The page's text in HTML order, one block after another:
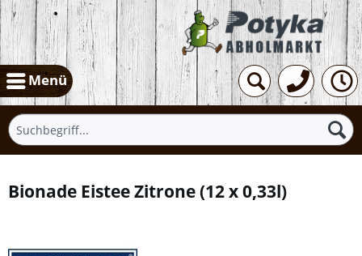
Menü
Bionade Eistee Zitrone(12 x 0,33l)